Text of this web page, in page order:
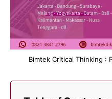
Bimtek Critical Thinking :